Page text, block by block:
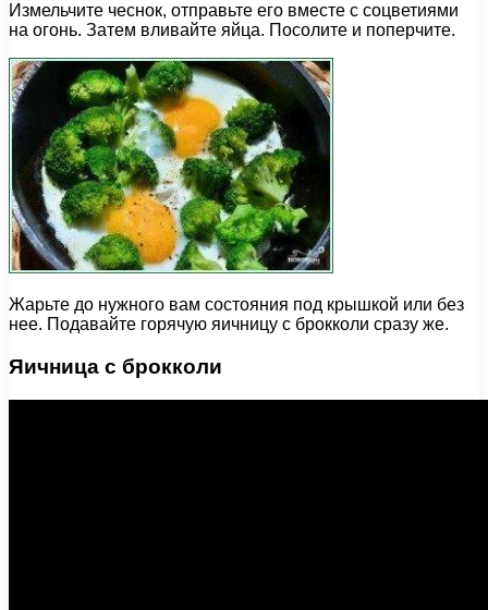
Измельчите чеснок, отправьте его вместе с соцветиями
на огонь. Затем вливайте яйца. Посолите и поперчите.
Жарьте до нужного вам состояния под крышкой или без
нее. Подавайте горячую яичницу с брокколи сразу же.
Яичница с брокколи